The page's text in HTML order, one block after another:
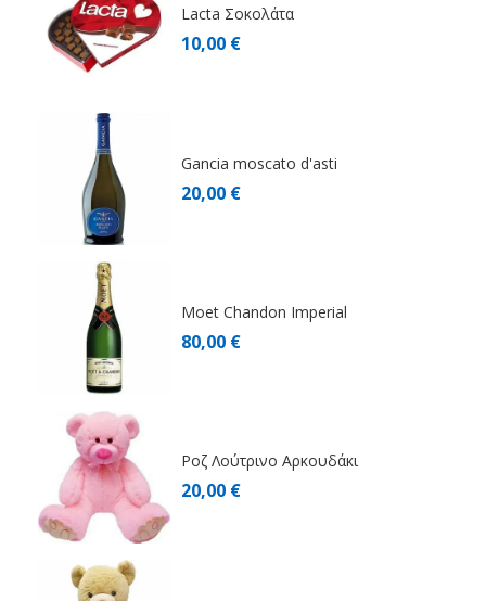
Lacta Σοκολάτα
10,00 €
Gancia moscato d'asti
20,00 €
Moet Chandon Imperial
80,00 €
Ροζ Λούτρινο Αρκουδάκι
20,00 €